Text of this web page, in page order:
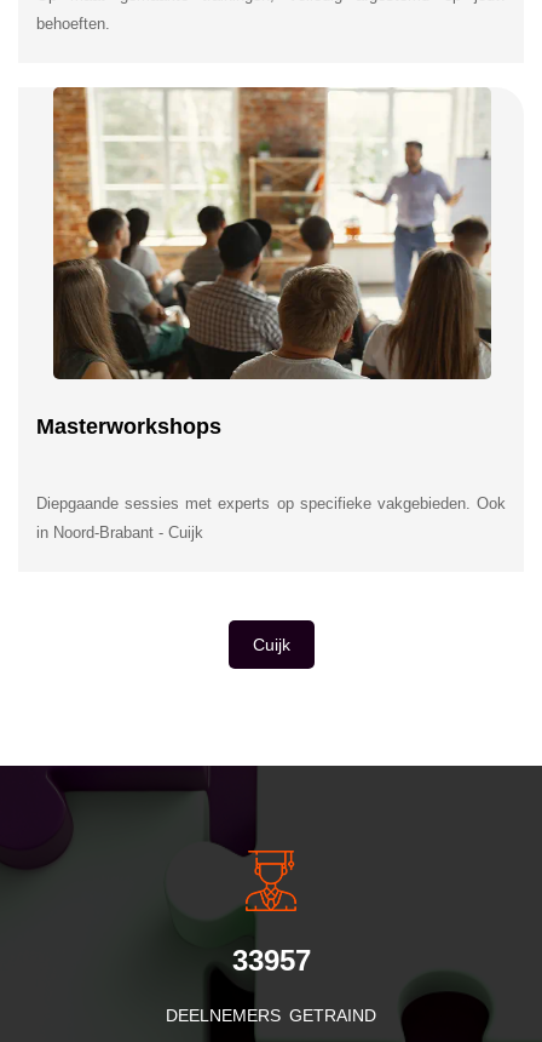
behoeften.
Masterworkshops
Diepgaande sessies met experts op specifieke vakgebieden. Ook
in Noord-Brabant - Cuijk
Cuijk
INSIDE INFORMATIE
33957
DEELNEMERS GETRAIND